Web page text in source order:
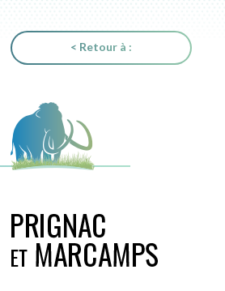
< Retour à :